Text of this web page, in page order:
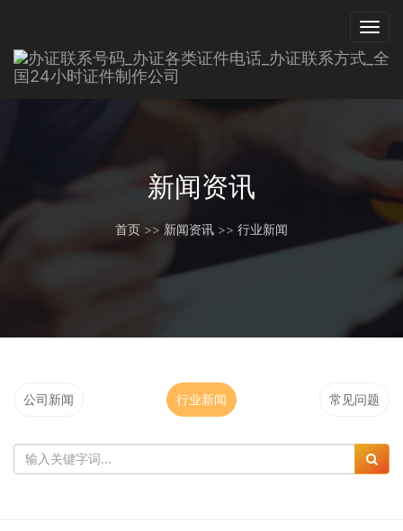
新闻资讯
首页 >> 新闻资讯 >> 行业新闻
公司新闻 行业新闻 常见问题